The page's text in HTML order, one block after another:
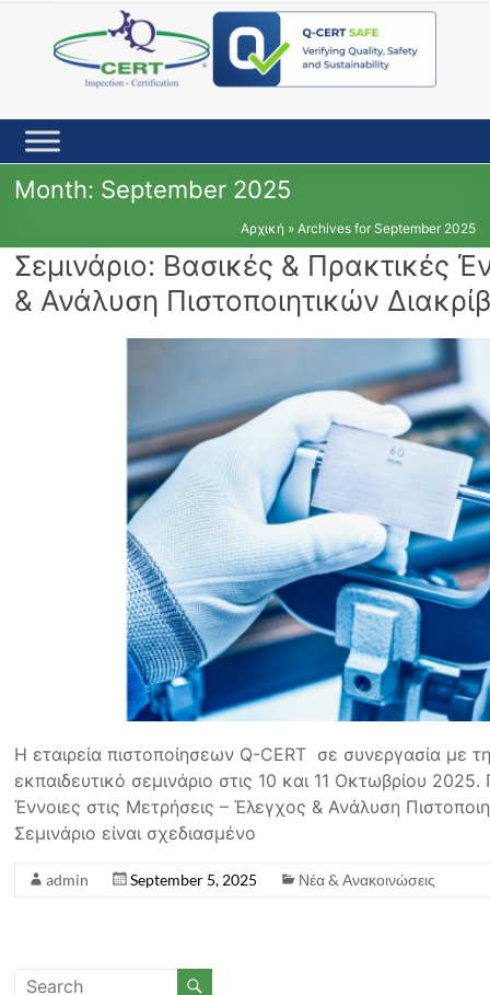
content
Month: September 2025
Αρχική » Archives for September 2025
Σεμινάριο: Βασικές & Πρακτικές
& Ανάλυση Πιστοποιητικών
H εταιρεία πιστοποίησεων Q-CERT σε συνεργασία με
εκπαιδευτικό σεμινάριο στις 10 και 11 Οκτωβρίου
Έννοιες στις Μετρήσεις – Έλεγχος & Ανάλυση
Σεμινάριο είναι σχεδιασμένο
admin September 5, 2025 Νέα & Ανακοινώσεις